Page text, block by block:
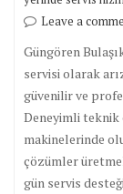
Leave a
Güngören
servisi olarak
güvenilir ve
Deneyimli teknik
makinelerinde
çözümler
gün servis